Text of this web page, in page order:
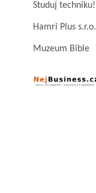
Studuj techniku!
Hamri Plus s.r.o.
Muzeum Bible